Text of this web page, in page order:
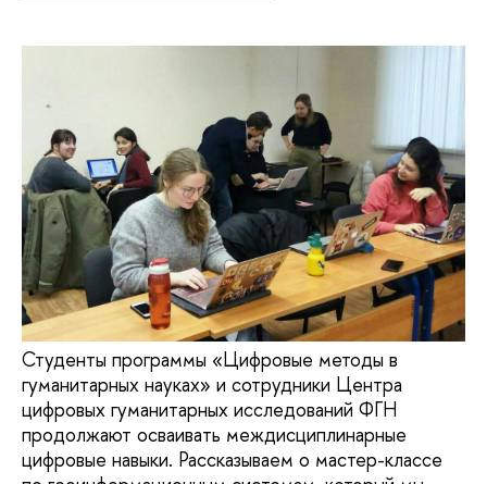
Студенты программы «Цифровые методы в
гуманитарных науках» и сотрудники Центра
цифровых гуманитарных исследований ФГН
продолжают осваивать междисциплинарные
цифровые навыки. Рассказываем о мастер-классе